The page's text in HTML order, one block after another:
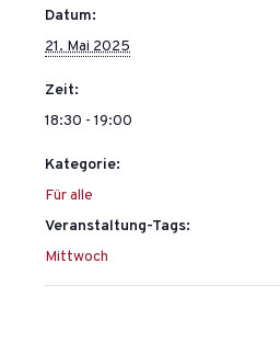
Datum:
21. Mai 2025
Zeit:
18:30 - 19:00
Kategorie:
Für alle
Veranstaltung-Tags:
Mittwoch